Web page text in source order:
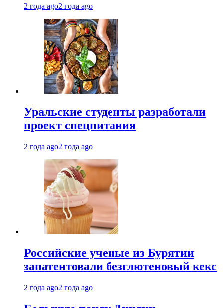
2 года ago2 года ago
Уральские студенты разработали
проект спецпитания
2 года ago2 года ago
Российские ученые из Бурятии
запатентовали безглютеновый кекс
2 года ago2 года ago